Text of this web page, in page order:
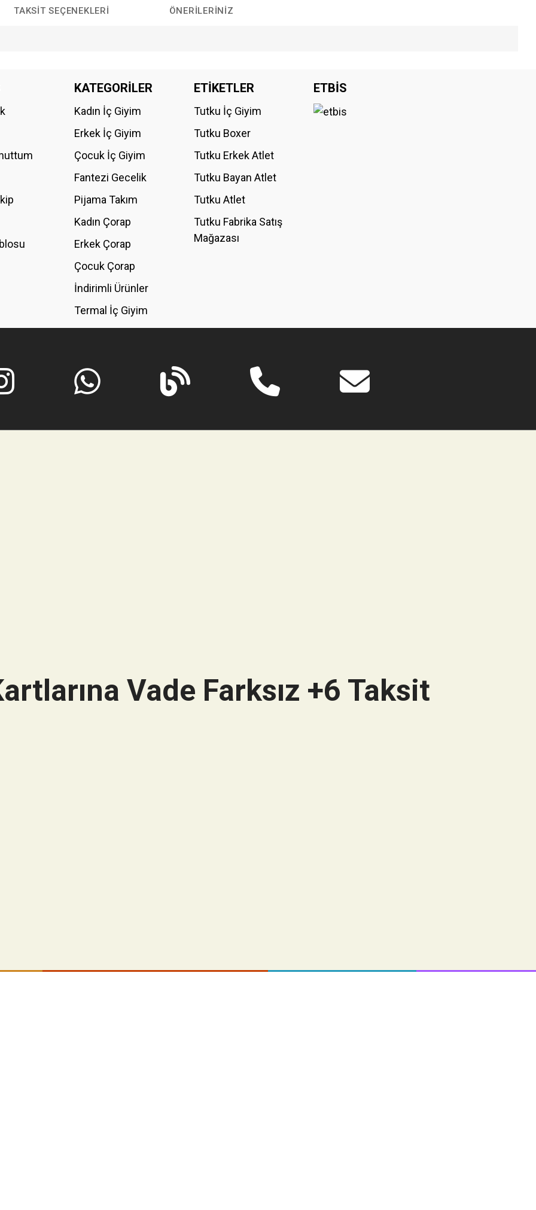
TAKSIT SEÇENEKLERI ÖNERILERINIZ
Bu ürüne ilk yorumu siz yapın!
KATEGORİLER
Kadın İç Giyim
Erkek İç Giyim
Çocuk İç Giyim
Fantezi Gecelik
Pijama Takım
Kadın Çorap
Erkek Çorap
Çocuk Çorap
İndirimli Ürünler
Termal İç Giyim
ETİKETLER
Tutku İç Giyim
Tutku Boxer
Tutku Erkek Atlet
Tutku Bayan Atlet
Tutku Atlet
Tutku Fabrika Satış
Mağazası
ETBİS
Vade Farksız +6 Taksit